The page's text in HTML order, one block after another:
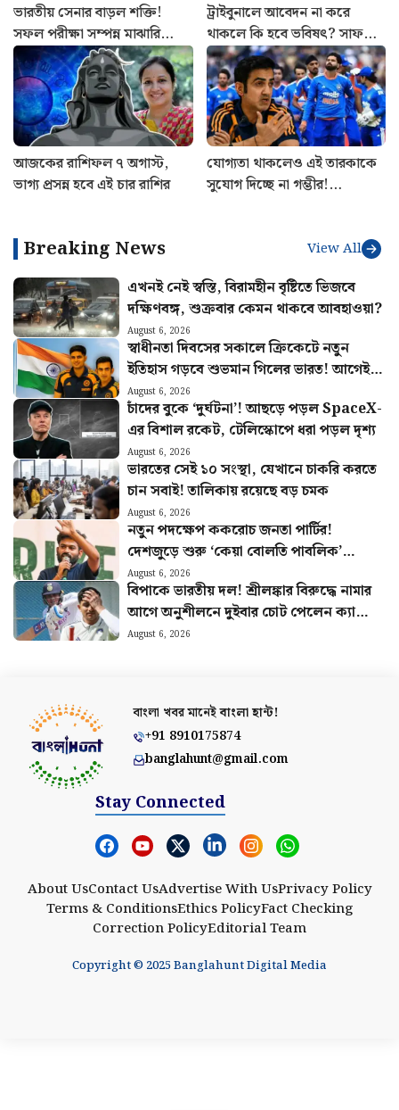
ভারতীয় সেনার বাড়ল শক্তি!
সফল পরীক্ষা সম্পন্ন মাঝারি
পাল্লার ব্যালিস্টিক মিসাইল অগ্নি ৪-
এর
ট্রাইবুনালে আবেদন না করে
থাকলে কি হবে ভবিষৎ? সাফ
জানালেন মুখ্যমন্ত্রী শুভেন্দু
অধিকারী
আজকের রাশিফল ৭ অগাস্ট,
ভাগ্য প্রসন্ন হবে এই চার রাশির
যোগ্যতা থাকলেও এই তারকাকে
সুযোগ দিচ্ছে না গম্ভীর!
Breaking News View All
এখনই নেই স্বস্তি, বিরামহীন বৃষ্টিতে ভিজবে
দক্ষিণবঙ্গ, শুক্রবার কেমন থাকবে আবহাওয়া?
August 6, 2026
স্বাধীনতা দিবসের সকালে ক্রিকেটে নতুন
ইতিহাস গড়বে শুভমান গিলের ভারত! আগেই
হুঙ্কার ছাড়লেন গম্ভীর
August 6, 2026
চাঁদের বুকে ‘দুর্ঘটনা’! আছড়ে পড়ল SpaceX-
এর বিশাল রকেট, টেলিস্কোপে ধরা পড়ল দৃশ্য
August 6, 2026
ভারতের সেই ১০ সংস্থা, যেখানে চাকরি করতে
চান সবাই! তালিকায় রয়েছে বড় চমক
August 6, 2026
নতুন পদক্ষেপ ককরোচ জনতা পার্টির!
দেশজুড়ে শুরু ‘কেয়া বোলতি পাবলিক’
কর্মসূচি, ঘোষণা অভিজিতের
August 6, 2026
বিপাকে ভারতীয় দল! শ্রীলঙ্কার বিরুদ্ধে নামার
আগে অনুশীলনে দুইবার চোট পেলেন ক্যাপ্টেন
শুভমান গিল
August 6, 2026
বাংলা খবর মানেইবাংলা হান্ট!
+91 8910175874
banglahunt@gmail.com
Stay Connected
About UsContact UsAdvertise With UsPrivacy Policy
Terms & ConditionsEthics PolicyFact Checking
Correction PolicyEditorial Team
Copyright © 2025 Banglahunt Digital Media